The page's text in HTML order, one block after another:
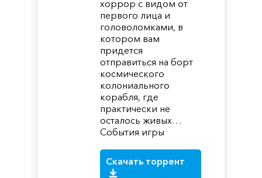
хоррор с видом от
первого лица и
головоломками, в
котором вам
придется
отправиться на борт
космического
колониального
корабля, где
практически не
осталось живых…
События игры
Скачать торрент